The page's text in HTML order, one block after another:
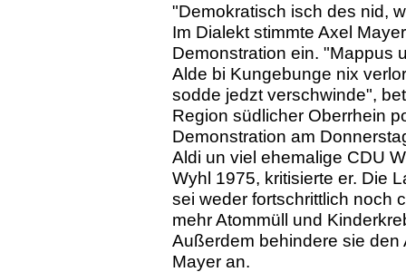
"Demokratisch isch des nid,
Im Dialekt stimmte Axel
Demonstration ein. "Mappus
Alde bi Kungebunge nix
sodde jedzt verschwinde",
Region südlicher Oberrhein
Demonstration am
Aldi un viel ehemalige CDU
Wyhl 1975, kritisierte er. Die
sei weder fortschrittlich noch
mehr Atommüll und
Außerdem behindere sie
Mayer an.